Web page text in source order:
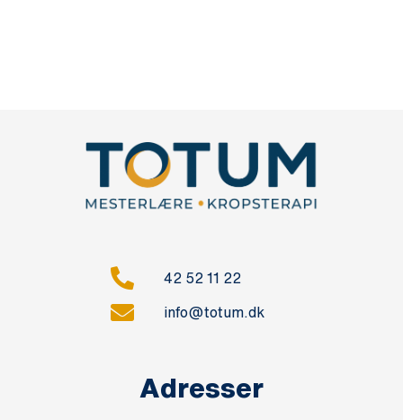
42 52 11 22
info@totum.dk
Adresser